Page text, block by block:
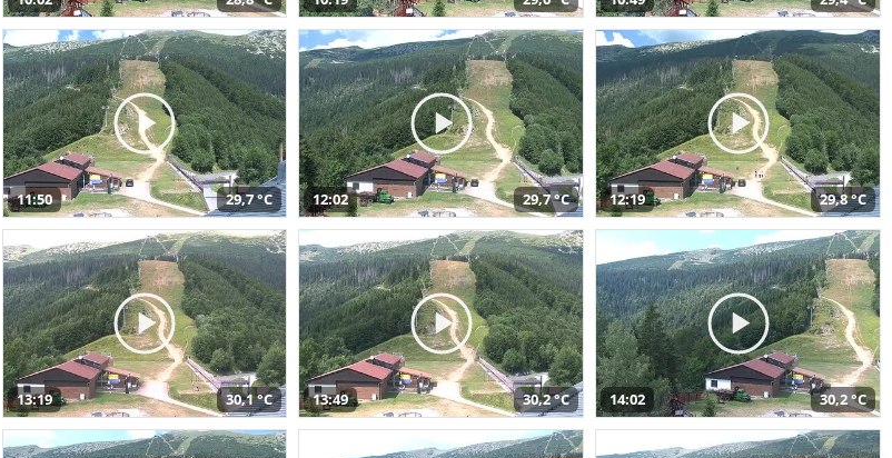
11:50 29,7 °C 12:02 29,7 °C 12:19 29,8 °C
13:19 30,1 °C 13:49 30,2 °C 14:02 30,2 °C